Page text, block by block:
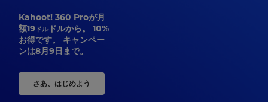
Kahoot! 360 Proが月
額19 ドルドルから。 10%
お得です。 キャンペー
ンは8月9日まで。
さあ、はじめよう